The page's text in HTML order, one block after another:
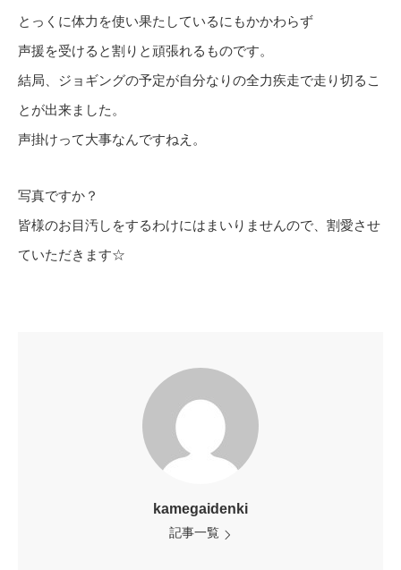
とっくに体力を使い果たしているにもかかわらず
声援を受けると割りと頑張れるものです。
結局、ジョギングの予定が自分なりの全力疾走で走り切るこ
とが出来ました。
声掛けって大事なんですねえ。
写真ですか？
皆様のお目汚しをするわけにはまいりませんので、割愛させ
ていただきます☆
kamegaidenki
記事一覧